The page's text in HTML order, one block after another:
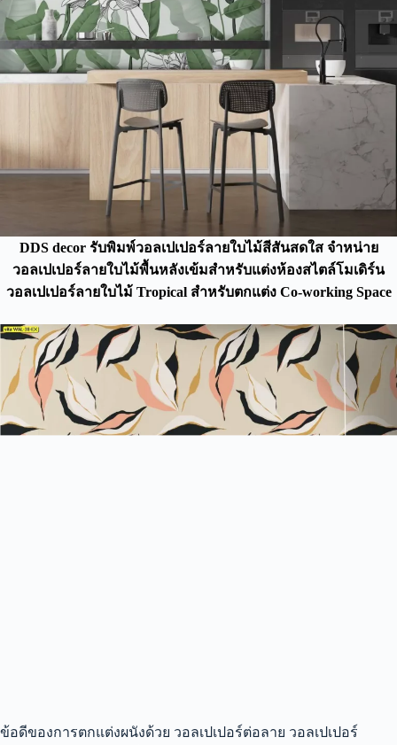
DDS decor รับพิมพ์วอลเปเปอร์ลายใบไม้สีสันสดใส จำหน่าย
วอลเปเปอร์ลายใบไม้พื้นหลังเข้มสำหรับแต่งห้องสไตล์โมเดิร์น
วอลเปเปอร์ลายใบไม้ Tropical สำหรับตกแต่ง Co-working Space
ข้อดีของการตกแต่งผนังด้วย วอลเปเปอร์ต่อลาย วอลเปเปอร์